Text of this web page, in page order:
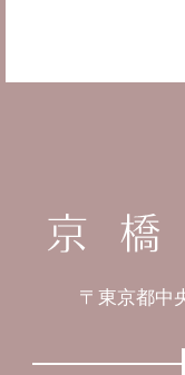
〒東京都中